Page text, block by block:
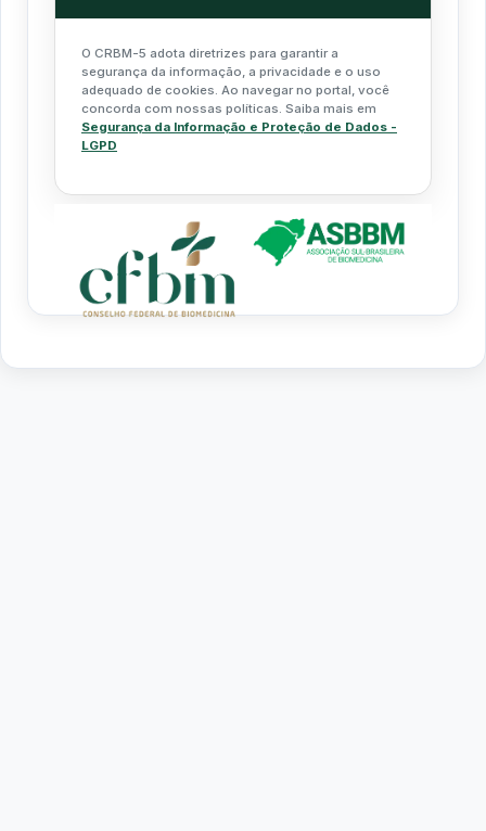
O CRBM-5 adota diretrizes para garantir a
segurança da informação, a privacidade e o uso
adequado de cookies. Ao navegar no portal, você
concorda com nossas políticas. Saiba mais em
Segurança da Informação e Proteção de Dados -
LGPD